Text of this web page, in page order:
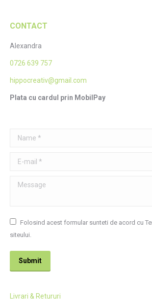
CONTACT
Alexandra
0726 639 757
hippocreativ@gmail.com
Plata cu cardul prin MobilPay
Name *
E-mail *
Message
Folosind acest formular sunteti de acord cu
siteului.
Submit
Livrari & Retururi